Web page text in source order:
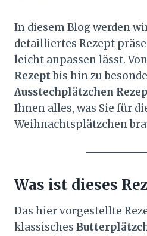
In diesem Blog werden
detailliertes Rezept
leicht anpassen lässt. Von
Rezeptbis hin zu
Ausstechplätzchen
Ihnen alles, was Sie für
Weihnachtsplätzchen
Was ist dieses
Das hier vorgestellte
klassisches